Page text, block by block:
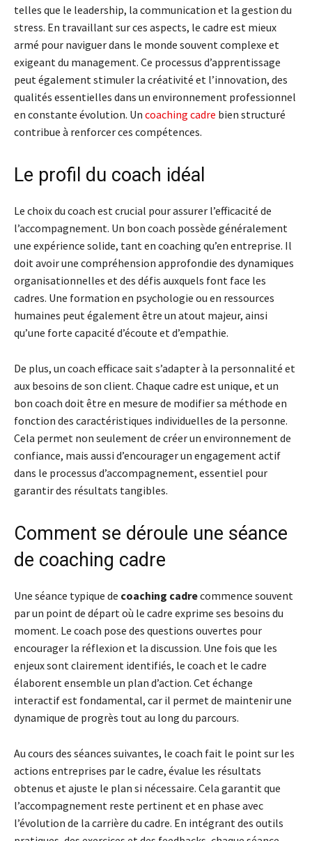
telles que le leadership, la communication et la gestion du
stress. En travaillant sur ces aspects, le cadre est mieux
armé pour naviguer dans le monde souvent complexe et
exigeant du management. Ce processus d’apprentissage
peut également stimuler la créativité et l’innovation, des
qualités essentielles dans un environnement professionnel
en constante évolution. Un coaching cadre bien structuré
contribue à renforcer ces compétences.
Le profil du coach idéal
Le choix du coach est crucial pour assurer l’efficacité de
l’accompagnement. Un bon coach possède généralement
une expérience solide, tant en coaching qu’en entreprise. Il
doit avoir une compréhension approfondie des dynamiques
organisationnelles et des défis auxquels font face les
cadres. Une formation en psychologie ou en ressources
humaines peut également être un atout majeur, ainsi
qu’une forte capacité d’écoute et d’empathie.
De plus, un coach efficace sait s’adapter à la personnalité et
aux besoins de son client. Chaque cadre est unique, et un
bon coach doit être en mesure de modifier sa méthode en
fonction des caractéristiques individuelles de la personne.
Cela permet non seulement de créer un environnement de
confiance, mais aussi d’encourager un engagement actif
dans le processus d’accompagnement, essentiel pour
garantir des résultats tangibles.
Comment se déroule une séance
de coaching cadre
Une séance typique de coaching cadrecommence souvent
par un point de départ où le cadre exprime ses besoins du
moment. Le coach pose des questions ouvertes pour
encourager la réflexion et la discussion. Une fois que les
enjeux sont clairement identifiés, le coach et le cadre
élaborent ensemble un plan d’action. Cet échange
interactif est fondamental, car il permet de maintenir une
dynamique de progrès tout au long du parcours.
Au cours des séances suivantes, le coach fait le point sur les
actions entreprises par le cadre, évalue les résultats
obtenus et ajuste le plan si nécessaire. Cela garantit que
l’accompagnement reste pertinent et en phase avec
l’évolution de la carrière du cadre. En intégrant des outils